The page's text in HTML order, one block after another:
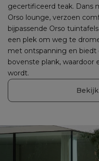
gecertificeerd teak. Dans
Orso lounge, verzoen
bijpassende Orso
een plek om weg te
met ontspanning en biedt
bovenste plank,
wordt.